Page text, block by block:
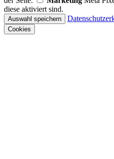
diese aktiviert sind.
Auswahl speichern
Cookies